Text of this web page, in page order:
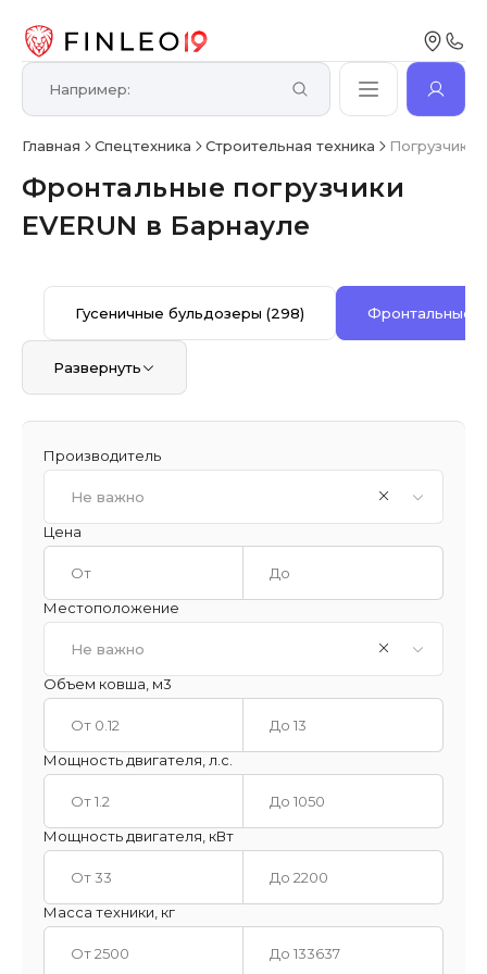
Главная Спецтехника Строительная техника Погрузчик
Фронтальные погрузчики
EVERUN в Барнауле
Гусеничные бульдозеры(298) Фронтальные
Развернуть
Производитель
Не важно
Цена
Местоположение
Не важно
Объем ковша, м3
Мощность двигателя, л.с.
Мощность двигателя, кВт
Масса техники, кг